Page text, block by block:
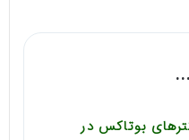
دکترهای بوتاکس در